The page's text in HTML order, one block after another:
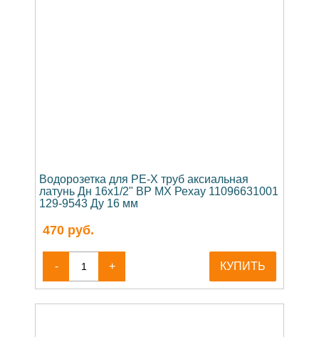
Водорозетка для PE-X труб аксиальная
латунь Дн 16х1/2" ВР MX Рехау 11096631001
129-9543 Ду 16 мм
470 руб.
- + КУПИТЬ